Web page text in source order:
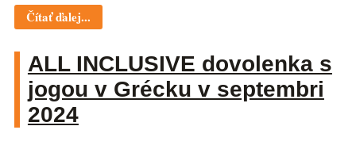
Čítať ďalej...
ALL INCLUSIVE dovolenka s
jogou v Grécku v septembri
2024